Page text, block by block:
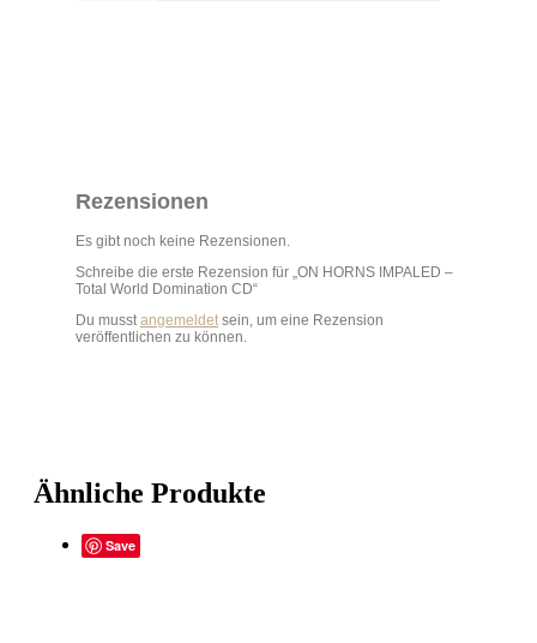
Rezensionen
Es gibt noch keine Rezensionen.
Schreibe die erste Rezension für „ON HORNS IMPALED –
Total World Domination CD“
Du musstangemeldetsein, um eine Rezension
veröffentlichen zu können.
Ähnliche Produkte
Save